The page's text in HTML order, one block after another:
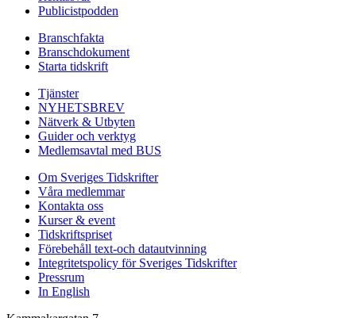
Publicistpodden
Branschfakta
Branschdokument
Starta tidskrift
Tjänster
NYHETSBREV
Nätverk & Utbyten
Guider och verktyg
Medlemsavtal med BUS
Om Sveriges Tidskrifter
Våra medlemmar
Kontakta oss
Kurser & event
Tidskriftspriset
Förebehåll text-och datautvinning
Integritetspolicy för Sveriges Tidskrifter
Pressrum
In English